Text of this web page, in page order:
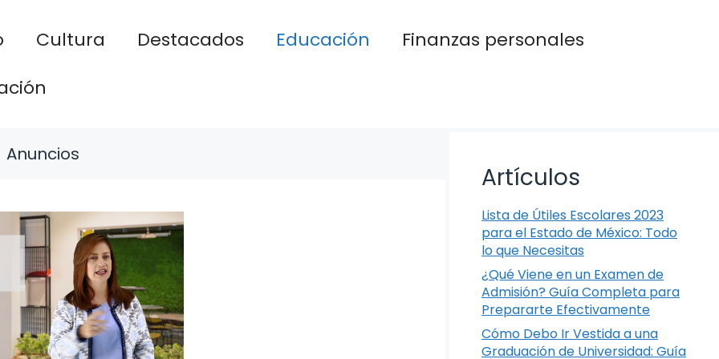
Cultura Destacados Educación
Finanzas personales
Anuncios
Artículos
Lista de Útiles Escolares 2023
para el Estado de México: Todo
lo que Necesitas
¿Qué Viene en un Examen de
Admisión? Guía Completa para
Prepararte Efectivamente
Cómo Debo Ir Vestida a una
Graduación de Universidad: Guía